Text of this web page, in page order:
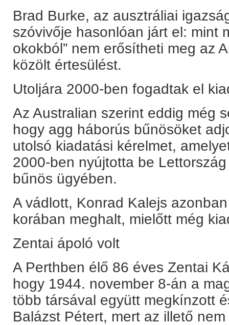
Brad Burke, az ausztráliai
szóvivője hasonlóan járt el: mint
okokból” nem erősítheti meg az
közölt értesülést.
Utoljára 2000-ben fogadtak el
Az Australian szerint eddig még
hogy agg háborús bűnösöket
utolsó kiadatási kérelmet,
2000-ben nyújtotta be
bűnös ügyében.
A vádlott, Konrad Kalejs
korában meghalt, mielőtt még
Zentai ápoló volt
A Perthben élő 86 éves Zentai
hogy 1944. november 8-án a
több társával együtt megkínzott
Balázst Pétert, mert az illető